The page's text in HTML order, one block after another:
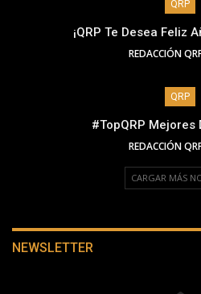
QRP
¡QRP Te Desea Feliz
REDACCIÓN
QRP
#TopQRP Mejores
REDACCIÓN
CARGAR MÁS
NEWSLETTER